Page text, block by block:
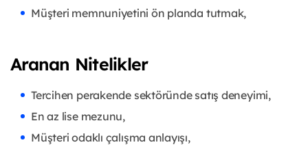
Müşteri memnuniyetini ön planda tutmak,
Aranan Nitelikler
Tercihen perakende sektöründe satış deneyimi,
En az lise mezunu,
Müşteri odaklı çalışma anlayışı,